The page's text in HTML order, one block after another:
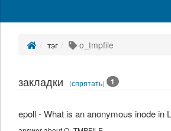
тэг o_tmpfile
закладки (спрятать) 1